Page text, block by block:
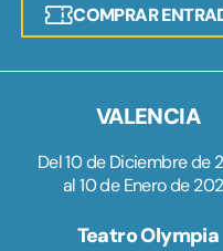
COMPRAR
VALENCIA
Del 10 de Diciembre de
al 10 de Enero de
Teatro Olympia